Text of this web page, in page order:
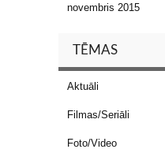
novembris 2015
TĒMAS
Aktuāli
Filmas/Seriāli
Foto/Video